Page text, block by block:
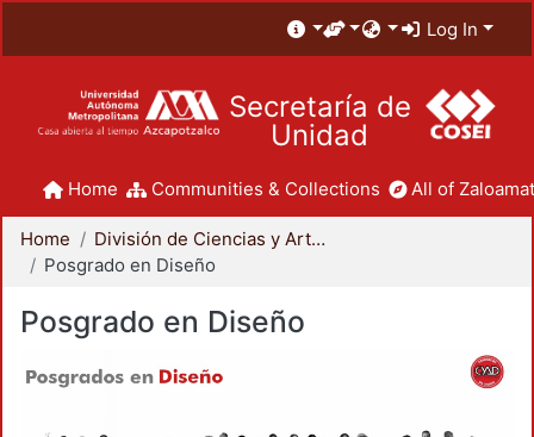
Log In
Secretaría de
Unidad
Home Communities & Collections All of
Home
División de Ciencias y Artes para el Diseño
Posgrado en Diseño
Posgrado en Diseño